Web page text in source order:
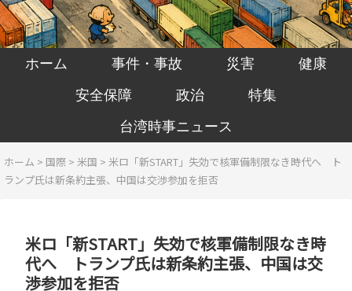
ホーム 事件・事故 災害
健康
安全保障
政治
特集
台湾時事ニュース
ホーム > 国際 > 米国 > 米ロ「新START」失効で核軍備制限なき時代へ ト
ランプ氏は新条約主張、中国は交渉参加を拒否
米ロ「新START」失効で核軍備制限なき時
代へ トランプ氏は新条約主張、中国は交
渉参加を拒否